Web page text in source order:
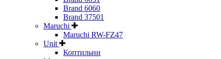
Brand 6060
Brand 37501
Maruchi
Maruchi RW-FZ47
Unit
Коптильни